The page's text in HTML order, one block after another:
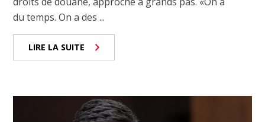
du temps. On a des ...
LIRE LA SUITE